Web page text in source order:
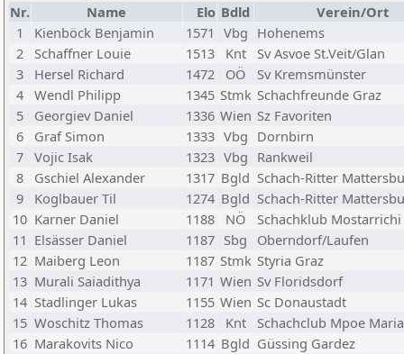
Nr. Name Elo Bdld
Verein/Ort
1
Kienböck Benjamin 1571 Vbg Hohenems
2
Schaffner Louie 1513 Knt
Sv Asvoe St.Veit/Glan
3
Hersel Richard 1472 OÖ
Sv Kremsmünster
4 Wendl Philipp 1345 Stmk Schachfreunde Graz
5
Georgiev Daniel 1336 Wien Sz Favoriten
6
Graf Simon 1333 Vbg Dornbirn
7 Vojic Isak 1323 Vbg Rankweil
8
Gschiel Alexander 1317 Bgld Schach-Ritter
9
Koglbauer Til 1274 Bgld Schach-Ritter
10 Karner Daniel 1188 NÖ
Schachklub Mostarrichi
11 Elsässer Daniel 1187 Sbg
Oberndorf/Laufen
12 Maiberg Leon 1187 Stmk Styria Graz
13 Murali Saiadithya 1171 Wien Sv Floridsdorf
14 Stadlinger Lukas 1155 Wien Sc Donaustadt
15 Woschitz Thomas 1128 Knt
Schachclub Mpoe
16 Marakovits Nico 1114 Bgld Güssing Gardez